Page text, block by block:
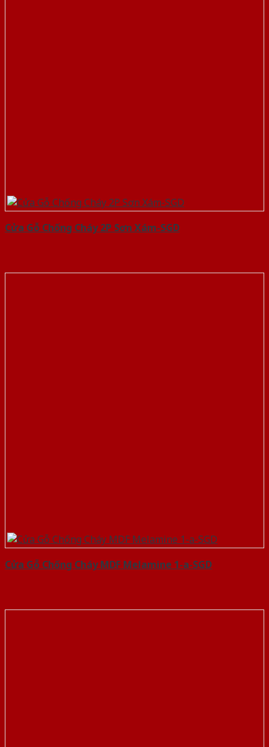
Cửa Gỗ Chống Cháy 2P Sơn Xám-SGD
Cửa Gỗ Chống Cháy MDF Melamine 1-a-SGD